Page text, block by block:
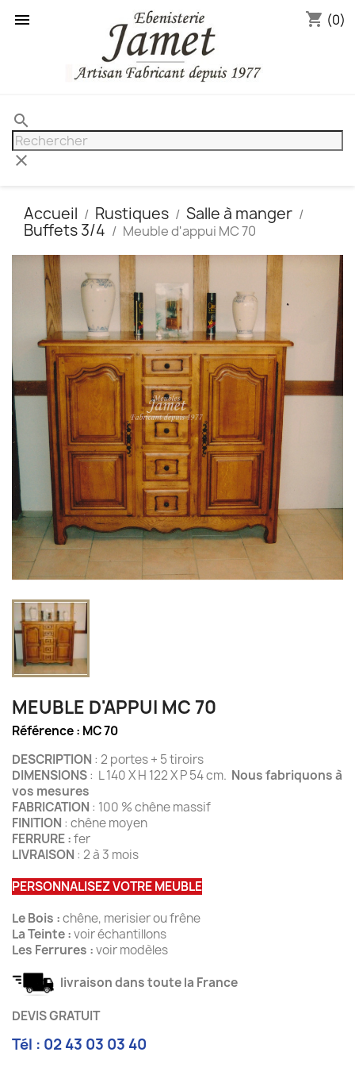
 shopping_cart (0)
search
clear
Accueil Rustiques
Salle à manger
Buffets 3/4
Meuble d'appui MC 70
MEUBLE D'APPUI MC 70
Référence : MC 70
DESCRIPTION : 2 portes + 5 tiroirs
DIMENSIONS: L 140 X H 122 X P 54 cm. Nous fabriquons à
vos mesures
FABRICATION : 100 % chêne massif
FINITION : chêne moyen
FERRURE :fer
LIVRAISON : 2 à 3 mois
PERSONNALISEZ VOTRE MEUBLE
Le Bois :chêne, merisier ou frêne
La Teinte :voir échantillons
Les Ferrures :voir modèles
livraison dans toute la France
DEVIS GRATUIT
Tél : 02 43 03 03 40